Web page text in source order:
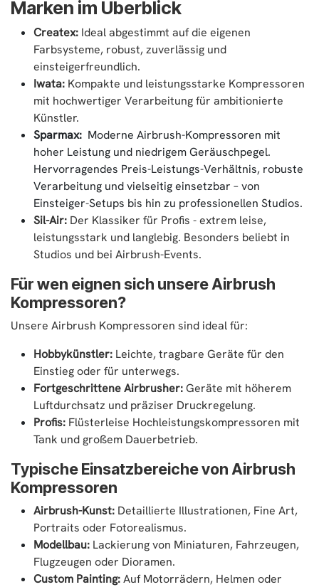
Marken im Überblick
Createx: Ideal abgestimmt auf die eigenen
Farbsysteme, robust, zuverlässig und
einsteigerfreundlich.
Iwata: Kompakte und leistungsstarke Kompressoren
mit hochwertiger Verarbeitung für ambitionierte
Künstler.
Sparmax: Moderne Airbrush-Kompressoren mit
hoher Leistung und niedrigem Geräuschpegel.
Hervorragendes Preis-Leistungs-Verhältnis, robuste
Verarbeitung und vielseitig einsetzbar – von
Einsteiger-Setups bis hin zu professionellen Studios.
Sil-Air: Der Klassiker für Profis - extrem leise,
leistungsstark und langlebig. Besonders beliebt in
Studios und bei Airbrush-Events.
Für wen eignen sich unsere Airbrush
Kompressoren?
Unsere Airbrush Kompressoren sind ideal für:
Hobbykünstler: Leichte, tragbare Geräte für den
Einstieg oder für unterwegs.
Fortgeschrittene Airbrusher:Geräte mit höherem
Luftdurchsatz und präziser Druckregelung.
Profis: Flüsterleise Hochleistungskompressoren mit
Tank und großem Dauerbetrieb.
Typische Einsatzbereiche von Airbrush
Kompressoren
Airbrush-Kunst: Detaillierte Illustrationen, Fine Art,
Portraits oder Fotorealismus.
Modellbau: Lackierung von Miniaturen, Fahrzeugen,
Flugzeugen oder Dioramen.
Custom Painting:Auf Motorrädern, Helmen oder